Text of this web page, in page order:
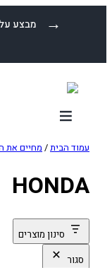
מבצע על כל →
עמוד הבית/ מחיים את
HONDA
סינון מוצרים
סגור